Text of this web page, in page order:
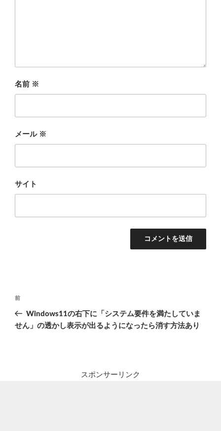
名前 ※
メール ※
サイト
投
ナ
前
の
投
前
Windows11の右下に「システム要件を満たしていま
せん」の透かし表示が出るようになったら消す方法あり
スポンサーリンク